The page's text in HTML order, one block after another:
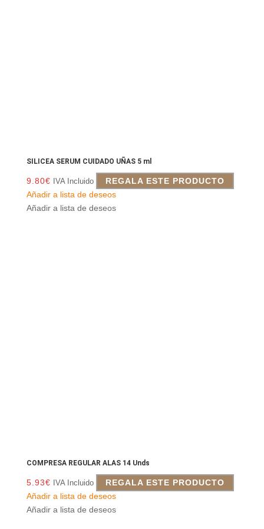
SILICEA SERUM CUIDADO UÑAS 5 ml
9.80€ IVA Incluido
REGALA ESTE PRODUCTO
Añadir a lista de deseos
Añadir a lista de deseos
COMPRESA REGULAR ALAS 14 Unds
5.93€ IVA Incluido
REGALA ESTE PRODUCTO
Añadir a lista de deseos
Añadir a lista de deseos